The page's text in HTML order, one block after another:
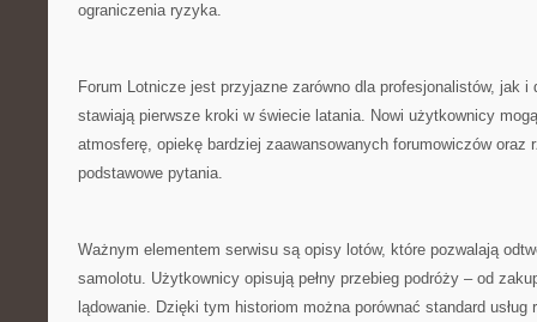
ograniczenia ryzyka.
Forum Lotnicze jest przyjazne zarówno dla profesjonalistów, jak
stawiają pierwsze kroki w świecie latania. Nowi użytkownicy
atmosferę, opiekę bardziej zaawansowanych forumowiczów oraz
podstawowe pytania.
Ważnym elementem serwisu są opisy lotów, które pozwalają
samolotu. Użytkownicy opisują pełny przebieg podróży – od
lądowanie. Dzięki tym historiom można porównać standard usług